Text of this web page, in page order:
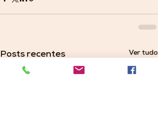
Posts recentes Ver tudo